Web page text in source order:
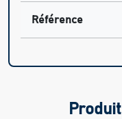
Référence